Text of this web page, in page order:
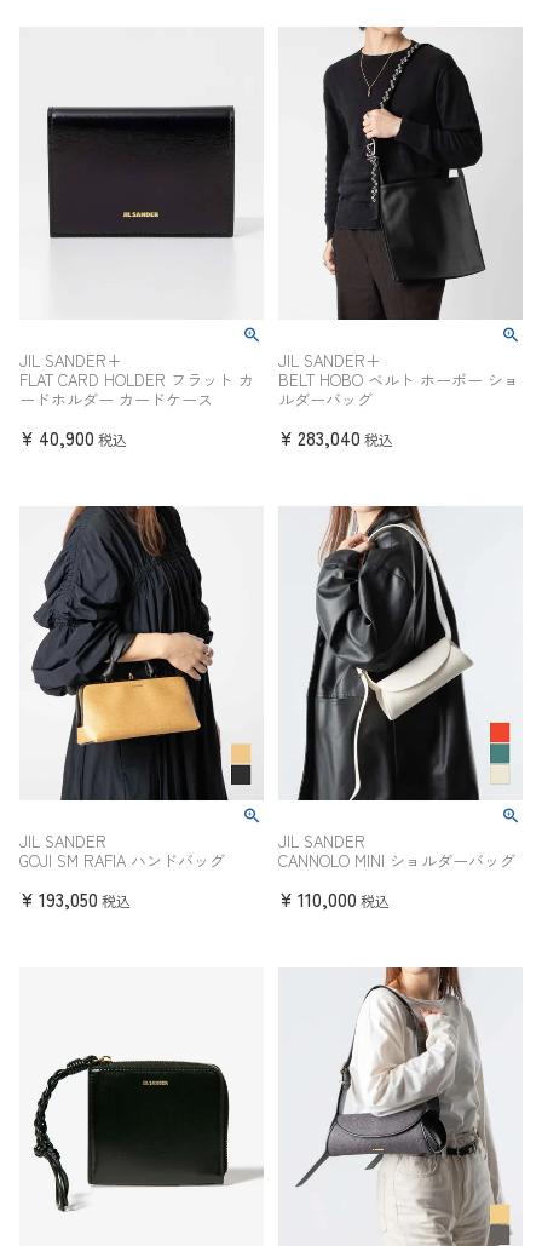
JIL SANDER+
FLAT CARD HOLDER フラット カ
ードホルダー カードケース
¥ 40,900 税込
JIL SANDER+
BELT HOBO ベルト ホーボー ショ
ルダーバッグ
¥ 283,040 税込
JIL SANDER
GOJI SM RAFIA ハンドバッグ
¥ 193,050 税込
JIL SANDER
CANNOLO MINI ショルダーバッグ
¥ 110,000 税込